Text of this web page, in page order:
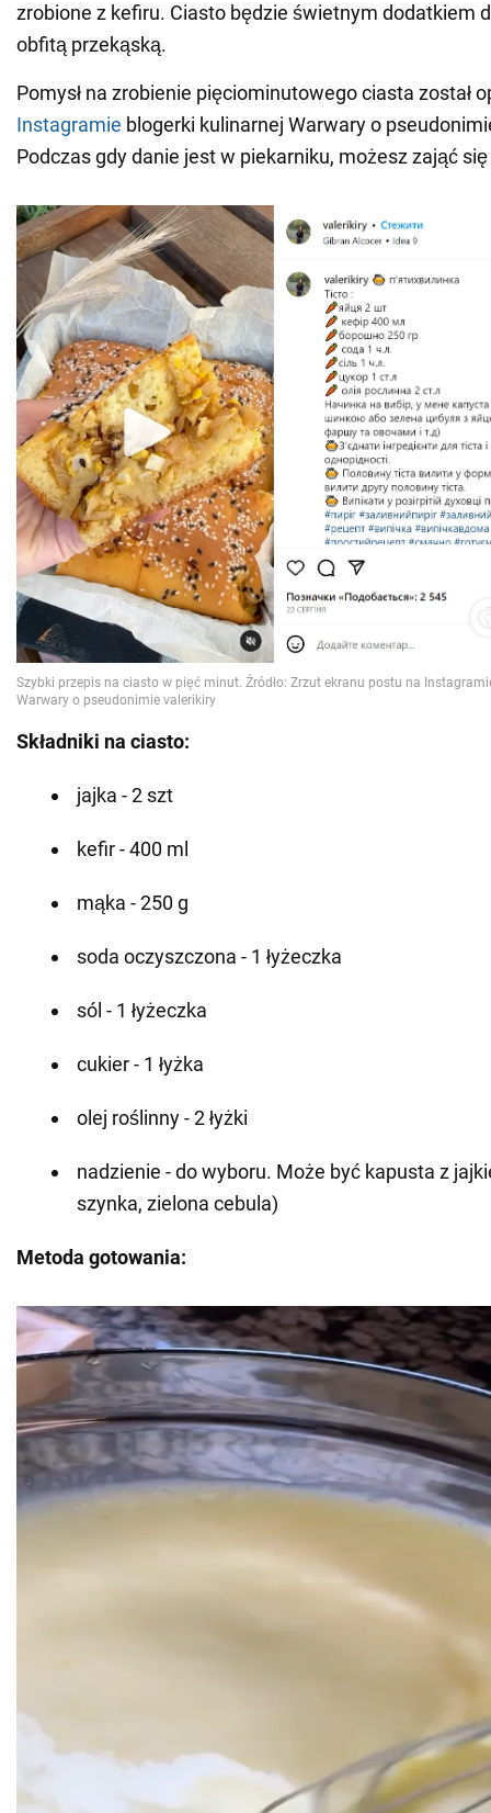
zrobione z kefiru. Ciasto będzie świetnym dodatkiem
obfitą przekąską.
Pomysł na zrobienie pięciominutowego ciasta został
Instagramie blogerki kulinarnej Warwary o
Podczas gdy danie jest w piekarniku, możesz zająć
Składniki na ciasto:
jajka - 2 szt
kefir - 400 ml
mąka - 250 g
soda oczyszczona - 1 łyżeczka
sól - 1 łyżeczka
cukier - 1 łyżka
olej roślinny - 2 łyżki
nadzienie - do wyboru. Może być kapusta z
szynka, zielona cebula)
Metoda gotowania: